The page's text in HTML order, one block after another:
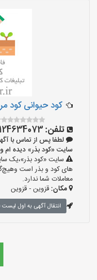
کود حیوانی کود
تلفن:
لطفا پس از تماس با
سایت «کود بذر» دیده ام و کد «آگهی-
سایت «کود بذر»،یک
های کود و بذر است
معاملات شما ندارد.
مکان: قزوین - قزوین
انتقال آگهی به اول لیست